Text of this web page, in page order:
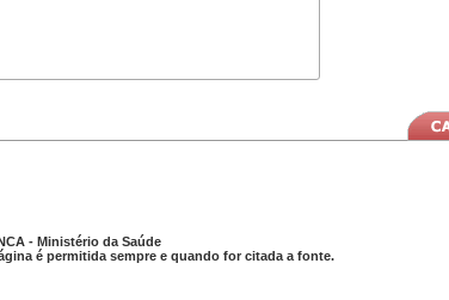
- Ministério da Saúde
é permitida sempre e quando for citada a fonte.